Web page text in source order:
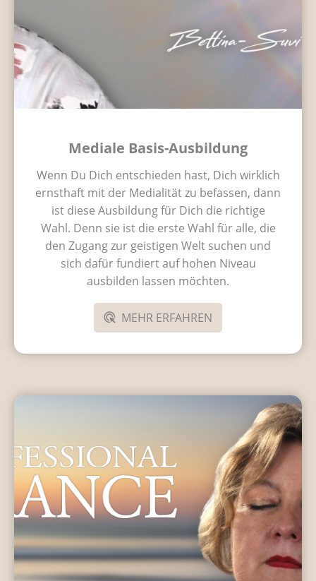
Mediale Basis-Ausbildung
Wenn Du Dich entschieden hast, Dich wirklich
ernsthaft mit der Medialität zu befassen, dann
ist diese Ausbildung für Dich die richtige
Wahl. Denn sie ist die erste Wahl für alle, die
den Zugang zur geistigen Welt suchen und
sich dafür fundiert auf hohen Niveau
ausbilden lassen möchten.
MEHR ERFAHREN